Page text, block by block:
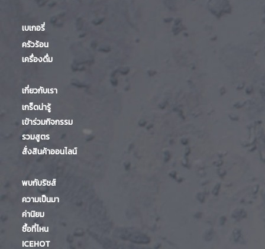
เบเกอรี่
ครัวร้อน
เครื่องดื่ม
เกี่ยวกับเรา
เกร็ดน่ารู้
เข้าร่วมกิจกรรม
รวมสูตร
สั่งสินค้าออนไลน์
พบกับริชส์
ความเป็นมา
ค่านิยม
ซื้อที่ไหน
ICEHOT